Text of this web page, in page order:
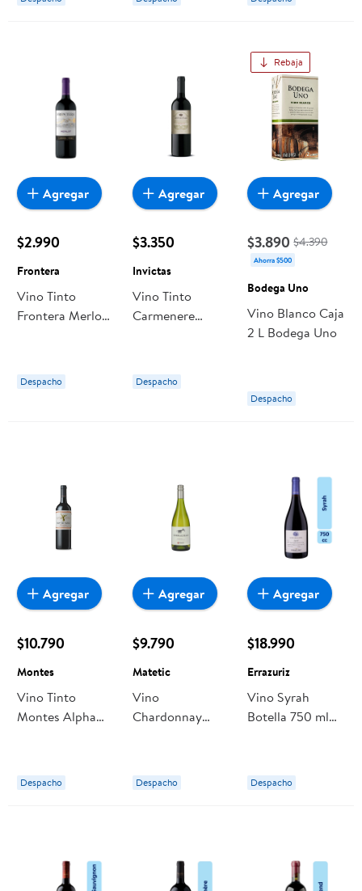
$2.990
Frontera
Vino Tinto
Frontera Merlot
Despacho
Agregar
$3.350
Invictas
Vino Tinto
Carmenere
Despacho
Agregar
Rebaja
$3.890 $4.390
Ahorra $500
Bodega Uno
Vino Blanco Caja
2 L Bodega Uno
Despacho
Agregar
$10.790
Montes
Vino Tinto
Montes Alpha
Despacho
Agregar
$9.790
Matetic
Vino
Chardonnay
Despacho
Agregar
$18.990
Errazuriz
Vino Syrah
Botella 750 ml
Despacho
Agregar